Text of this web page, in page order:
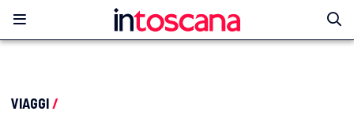
VIAGGI/